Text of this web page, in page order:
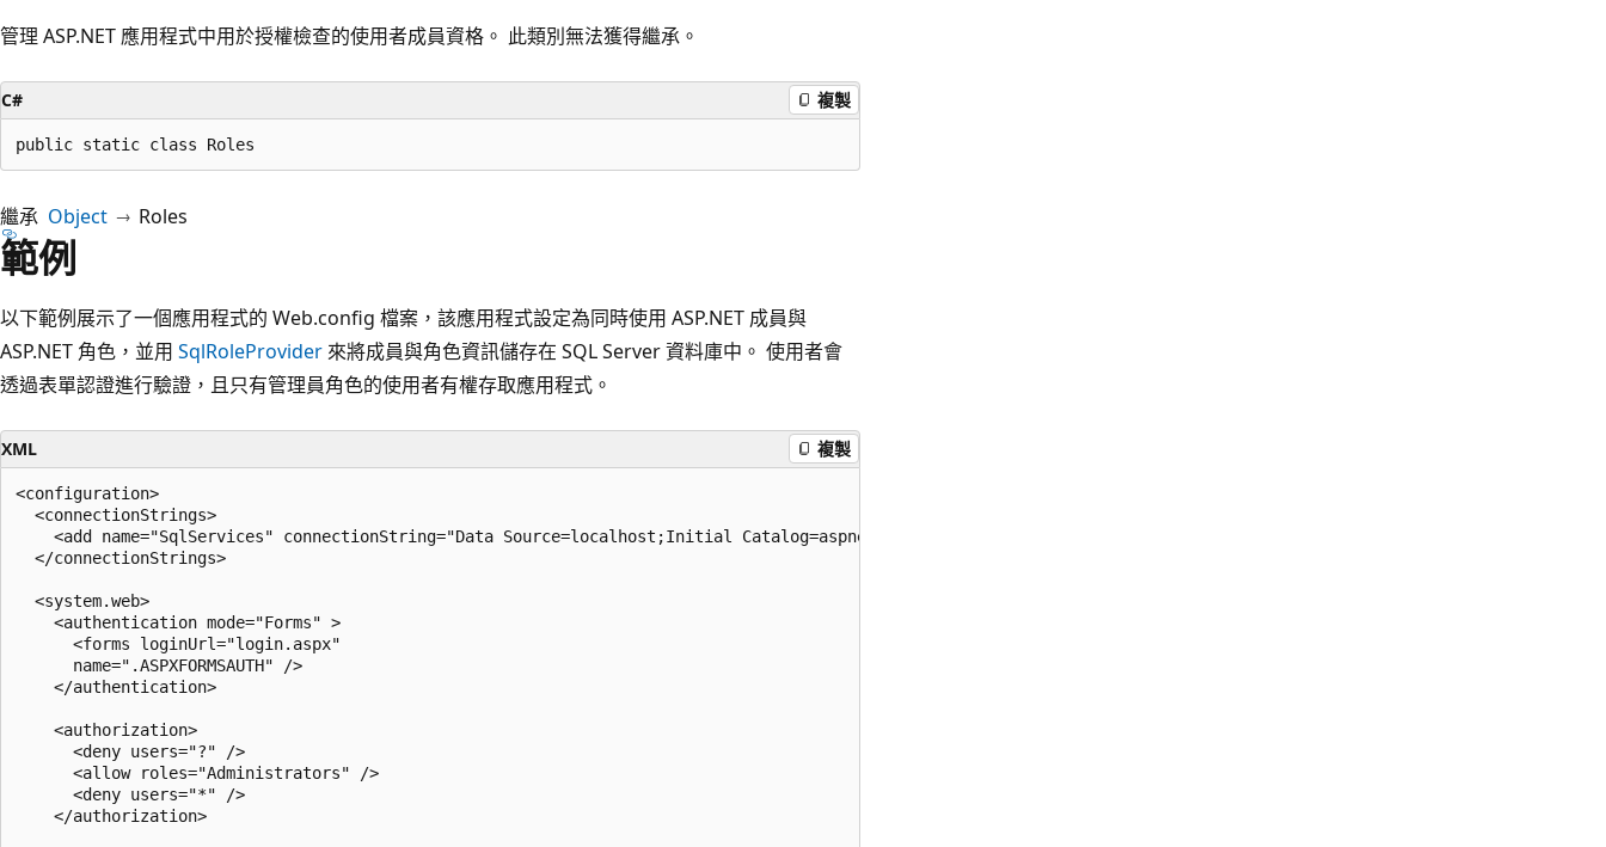
管理 ASP.NET 應用程式中用於授權檢查的使用者成員資格。 此類別無法獲得繼承。
C# 複製
public static class Roles
繼承 Object Roles
範例
以下範例展示了一個應用程式的 Web.config 檔案，該應用程式設定為同時使用 ASP.NET 成員與
ASP.NET 角色，並用 SqlRoleProvider 來將成員與角色資訊儲存在 SQL Server 資料庫中。 使用者會
透過表單認證進行驗證，且只有管理員角色的使用者有權存取應用程式。
XML 複製
<configuration>
  <connectionStrings>
    <add name="SqlServices" connectionString="Data Source=localhost;Initial Catalog=aspnetdb;Integrated Security=SSPI;" />
  </connectionStrings>
  <system.web>
    <authentication mode="Forms" >
      <forms loginUrl="login.aspx"
      name=".ASPXFORMSAUTH" />
    </authentication>
    <authorization>
      <deny users="?" />
      <allow roles="Administrators" />
      <deny users="*" />
    </authorization>